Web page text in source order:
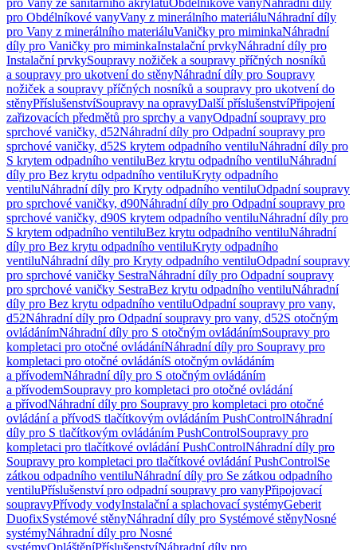
pro Vany ze sanitárního akrylátuObdélníkové vanyNáhradní díly
pro Obdélníkové vanyVany z minerálního materiáluNáhradní díly
pro Vany z minerálního materiáluVaničky pro miminkaNáhradní
díly pro Vaničky pro miminkaInstalační prvkyNáhradní díly pro
Instalační prvkySoupravy nožiček a soupravy příčných nosníků
a soupravy pro ukotvení do stěnyNáhradní díly pro Soupravy
nožiček a soupravy příčných nosníků a soupravy pro ukotvení do
stěnyPříslušenstvíSoupravy na opravyDalší příslušenstvíPřipojení
zařizovacích předmětů pro sprchy a vanyOdpadní soupravy pro
sprchové vaničky, d52Náhradní díly pro Odpadní soupravy pro
sprchové vaničky, d52S krytem odpadního ventiluNáhradní díly pro
S krytem odpadního ventiluBez krytu odpadního ventiluNáhradní
díly pro Bez krytu odpadního ventiluKryty odpadního
ventiluNáhradní díly pro Kryty odpadního ventiluOdpadní soupravy
pro sprchové vaničky, d90Náhradní díly pro Odpadní soupravy pro
sprchové vaničky, d90S krytem odpadního ventiluNáhradní díly pro
S krytem odpadního ventiluBez krytu odpadního ventiluNáhradní
díly pro Bez krytu odpadního ventiluKryty odpadního
ventiluNáhradní díly pro Kryty odpadního ventiluOdpadní soupravy
pro sprchové vaničky SestraNáhradní díly pro Odpadní soupravy
pro sprchové vaničky SestraBez krytu odpadního ventiluNáhradní
díly pro Bez krytu odpadního ventiluOdpadní soupravy pro vany,
d52Náhradní díly pro Odpadní soupravy pro vany, d52S otočným
ovládánímNáhradní díly pro S otočným ovládánímSoupravy pro
kompletaci pro otočné ovládáníNáhradní díly pro Soupravy pro
kompletaci pro otočné ovládáníS otočným ovládáním
a přívodemNáhradní díly pro S otočným ovládáním
a přívodemSoupravy pro kompletaci pro otočné ovládání
a přívodNáhradní díly pro Soupravy pro kompletaci pro otočné
ovládání a přívodS tlačítkovým ovládáním PushControlNáhradní
díly pro S tlačítkovým ovládáním PushControlSoupravy pro
kompletaci pro tlačítkové ovládání PushControlNáhradní díly pro
Soupravy pro kompletaci pro tlačítkové ovládání PushControlSe
zátkou odpadního ventiluNáhradní díly pro Se zátkou odpadního
ventiluPříslušenství pro odpadní soupravy pro vanyPřipojovací
soupravyPřívody vodyInstalační a splachovací systémyGeberit
DuofixSystémové stěnyNáhradní díly pro Systémové stěnyNosné
systémyNáhradní díly pro Nosné
systémyOpláštěníPříslušenstvíNáhradní díly pro